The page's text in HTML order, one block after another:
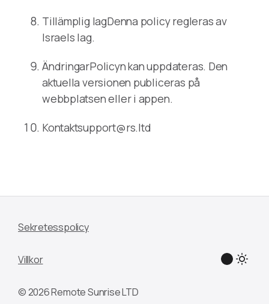
Tillämplig lagDenna policy regleras av
Israels lag.
ÄndringarPolicyn kan uppdateras. Den
aktuella versionen publiceras på
webbplatsen eller i appen.
Kontaktsupport@rs.ltd
Sekretesspolicy
Villkor
© 2026 Remote Sunrise LTD